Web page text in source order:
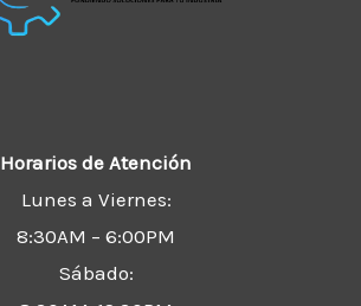
Horarios de Atención
Lunes a Viernes:
8:30AM – 6:00PM
Sábado: